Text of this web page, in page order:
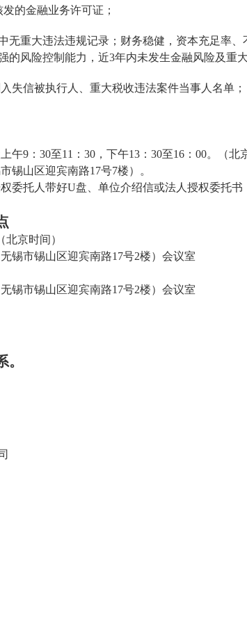
的金融业务许可证；
无重大违法违规记录；财务稳健，资本充足率
风险控制能力，近3年内未发生金融风险及重
失信被执行人、重大税收违法案件当事人名单；
上午9：30至11：30，下午13：30至16：00。（北
锡山区迎宾南路17号7楼）
。
委托人带好U盘、单位介绍信或法人授权委托书
北京时间）
无锡市锡山区迎宾南路17号2楼）会议室
无锡市锡山区迎宾南路17号2楼）会议室